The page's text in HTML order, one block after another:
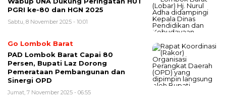
PGRI ke-80 dan HGN 2025
Sabtu, 8 November 2025 - 10:01
Go Lombok Barat
PAD Lombok Barat Capai 80
Persen, Bupati Laz Dorong
Pemerataan Pembangunan dan
Sinergi OPD
Jumat, 7 November 2025 - 06:55